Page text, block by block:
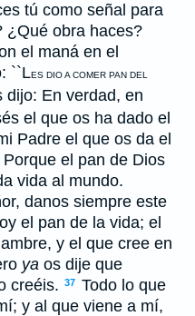
tú como señal para
¿Qué obra haces?
el maná en el
``LES DIO A COMER PAN DEL
dijo: En verdad, en
el que os ha dado el
Padre el que os da el
Porque el pan de Dios
vida al mundo.
danos siempre este
el pan de la vida; el
y el que cree en
ya os dije que
creéis. 37 Todo lo que
y al que viene a mí,